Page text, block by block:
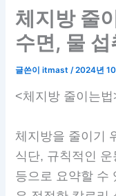
체지방 줄
수면, 물 섭
글쓴이itmast/2024년
<체지방 줄이는법
체지방을 줄이기
식단, 규칙적인
등으로 요약할 수